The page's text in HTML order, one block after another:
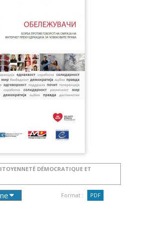
DÉMOCRATIQUE ET
Format : PDF